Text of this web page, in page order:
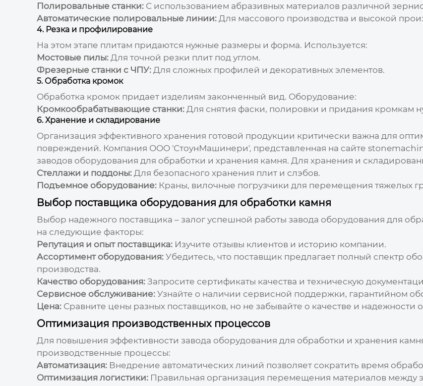
Полировальные станки:С использованием абразивных материалов различной
Автоматические полировальные линии:Для массового производства и высокой
4. Резка и профилирование
На этом этапе плитам придаются нужные размеры и форма. Используется:
Мостовые пилы:Для точной резки плит под углом.
Фрезерные станки с ЧПУ:Для сложных профилей и декоративных элементов.
5. Обработка кромок
Обработка кромок придает изделиям законченный вид. Оборудование:
Кромкообрабатывающие станки:Для снятия фаски, полировки и придания кромкам
6. Хранение и складирование
Организация эффективного хранения готовой продукции критически важна для
повреждений. Компания ООО 'СтоунМашинери', представленная на сайте
заводов оборудования для обработки и хранения камня. Для хранения и
Стеллажи и поддоны:Для безопасного хранения плит и слэбов.
Подъемное оборудование:Краны, вилочные погрузчики для перемещения тяжелых
Выбор поставщика оборудования для обработки камня
Выбор надежного поставщика – залог успешной работы завода оборудования для
на следующие факторы:
Репутация и опыт поставщика:Изучите отзывы клиентов и историю компании.
Ассортимент оборудования:Убедитесь, что поставщик предлагает полный спектр
производства.
Качество оборудования:Запросите сертификаты качества и техническую
Сервисное обслуживание:Узнайте о наличии сервисной поддержки, гарантийном
Цена:Сравните цены разных поставщиков, но не забывайте о качестве и надежности
Оптимизация производственных процессов
Для повышения эффективности завода оборудования для обработки и хранения
производственные процессы:
Автоматизация:Внедрение автоматических линий позволяет сократить время
Оптимизация логистики:Правильная организация перемещения материалов между